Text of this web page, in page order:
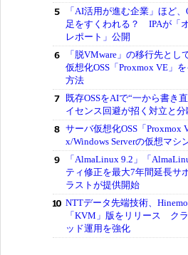
「AI活用が進む企業」ほど
足をすくわれる？ IPAが「
レポート」公開
「脱VMware」の移行先と
仮想化OSS「Proxmox VE」
方法
既存OSSをAIで“一から書き
イセンス回避が招く対立と分
サーバ仮想化OSS「Proxmox
x/Windows Serverの仮想マシ
「AlmaLinux 9.2」「
ティ修正を最大7年間延長
ラストが提供開始
NTTデータ先端技術、
「KVM」版をリリース ク
ッド運用を強化